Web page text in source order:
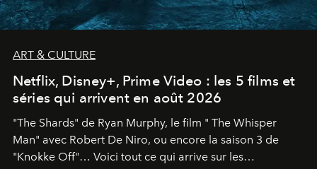
ART & CULTURE
Netflix, Disney+, Prime Video : les 5 films et
séries qui arrivent en août 2026
"The Shards" de Ryan Murphy, le film " The Whisper
Man" avec Robert De Niro, ou encore la saison 3 de
"Knokke Off"… Voici tout ce qui arrive sur les